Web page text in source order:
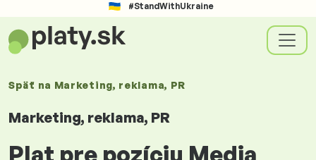
#StandWithUkraine
Späť na Marketing, reklama, PR
Marketing, reklama, PR
Plat pre pozíciu Media